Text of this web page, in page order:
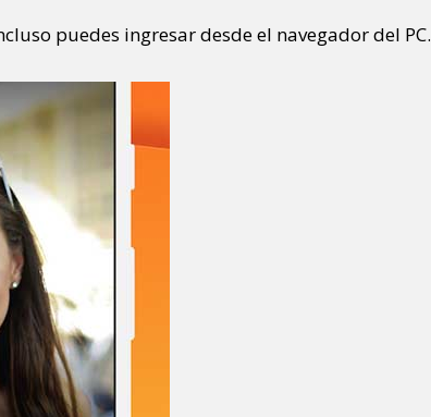
puedes ingresar desde el navegador del PC.